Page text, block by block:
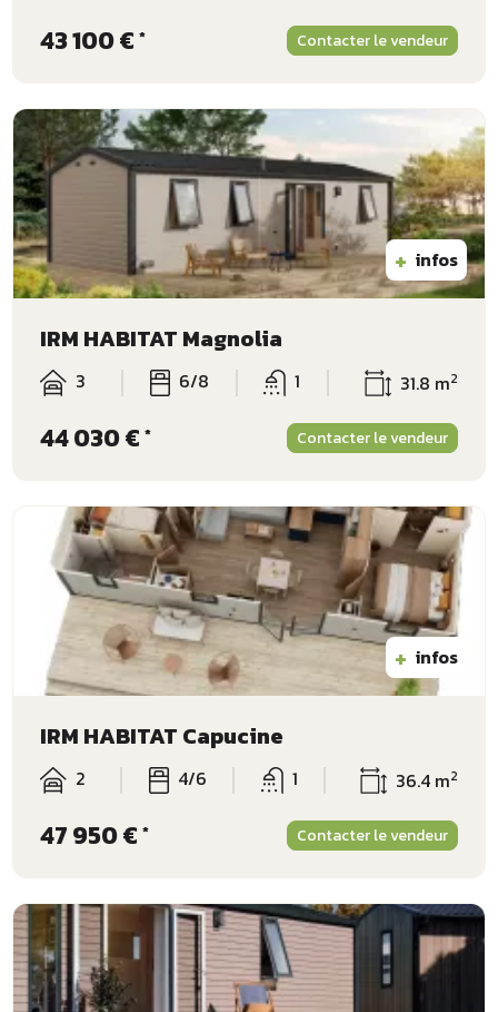
43 100 € * Contacter le vendeur
+ infos
IRM HABITAT Magnolia
3 6/8 1 31.8 m2
44 030 € * Contacter le vendeur
+ infos
IRM HABITAT Capucine
2 4/6 1 36.4 m2
47 950 € * Contacter le vendeur